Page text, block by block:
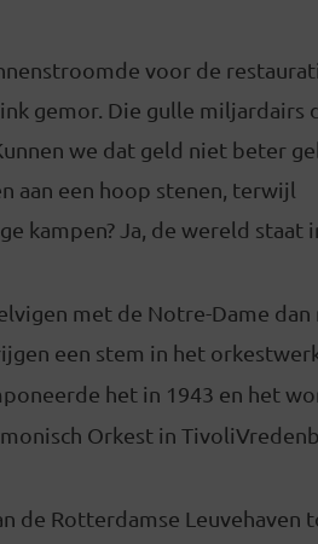
voor de
gemor. Die gulle miljardairs
we dat geld niet beter
aan een hoop stenen, terwijl
kampen? Ja, de wereld staat
met de Notre-Dame dan
een stem in het
het in 1943 en het
Orkest in
de Rotterdamse Leuvehaven